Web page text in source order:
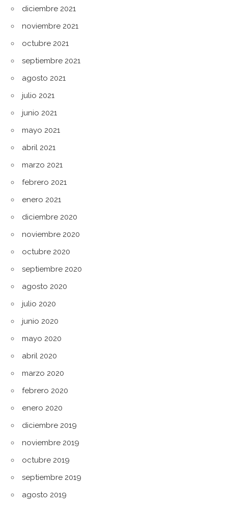
diciembre 2021
noviembre 2021
octubre 2021
septiembre 2021
agosto 2021
julio 2021
junio 2021
mayo 2021
abril 2021
marzo 2021
febrero 2021
enero 2021
diciembre 2020
noviembre 2020
octubre 2020
septiembre 2020
agosto 2020
julio 2020
junio 2020
mayo 2020
abril 2020
marzo 2020
febrero 2020
enero 2020
diciembre 2019
noviembre 2019
octubre 2019
septiembre 2019
agosto 2019